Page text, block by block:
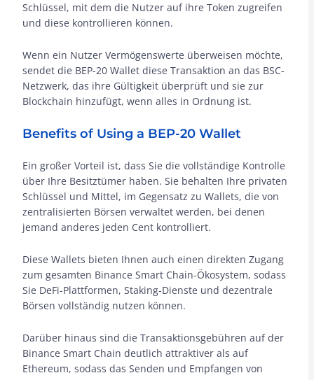
Schlüssel, mit dem die Nutzer auf ihre Token zugreifen
und diese kontrollieren können.
Wenn ein Nutzer Vermögenswerte überweisen möchte,
sendet die BEP-20 Wallet diese Transaktion an das BSC-
Netzwerk, das ihre Gültigkeit überprüft und sie zur
Blockchain hinzufügt, wenn alles in Ordnung ist.
Benefits of Using a BEP-20 Wallet
Ein großer Vorteil ist, dass Sie die vollständige Kontrolle
über Ihre Besitztümer haben. Sie behalten Ihre privaten
Schlüssel und Mittel, im Gegensatz zu Wallets, die von
zentralisierten Börsen verwaltet werden, bei denen
jemand anderes jeden Cent kontrolliert.
Diese Wallets bieten Ihnen auch einen direkten Zugang
zum gesamten Binance Smart Chain-Ökosystem, sodass
Sie DeFi-Plattformen, Staking-Dienste und dezentrale
Börsen vollständig nutzen können.
Darüber hinaus sind die Transaktionsgebühren auf der
Binance Smart Chain deutlich attraktiver als auf
Ethereum, sodass das Senden und Empfangen von